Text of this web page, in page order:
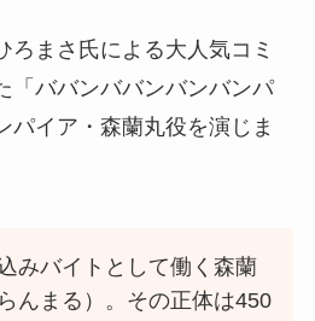
ろまさ氏による大人気コミ
「ババンババンバンバンパ
パイア・森蘭丸役を演じま
みバイトとして働く森蘭
んまる）。その正体は450